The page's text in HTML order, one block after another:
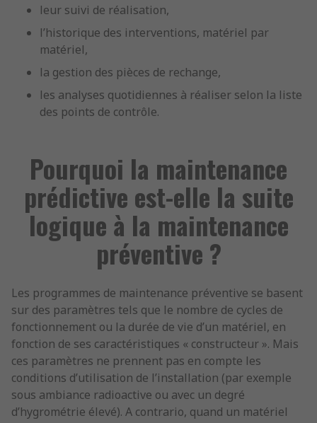
leur suivi de réalisation,
l’historique des interventions, matériel par
matériel,
la gestion des pièces de rechange,
les analyses quotidiennes à réaliser selon la liste
des points de contrôle.
Pourquoi la maintenance
prédictive est-elle la suite
logique à la maintenance
préventive ?
Les programmes de maintenance préventive se basent
sur des paramètres tels que le nombre de cycles de
fonctionnement ou la durée de vie d’un matériel, en
fonction de ses caractéristiques « constructeur ». Mais
ces paramètres ne prennent pas en compte les
conditions d’utilisation de l’installation (par exemple
sous ambiance radioactive ou avec un degré
d’hygrométrie élevé). A contrario, quand un matériel